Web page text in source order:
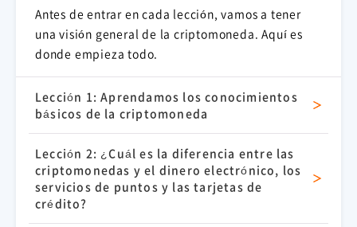
Antes de entrar en cada lección, vamos a tener
una visión general de la criptomoneda. Aquí es
donde empieza todo.
Lección 1: Aprendamos los conocimientos
básicos de la criptomoneda
Lección 2: ¿Cuál es la diferencia entre las
criptomonedas y el dinero electrónico, los
servicios de puntos y las tarjetas de
crédito?